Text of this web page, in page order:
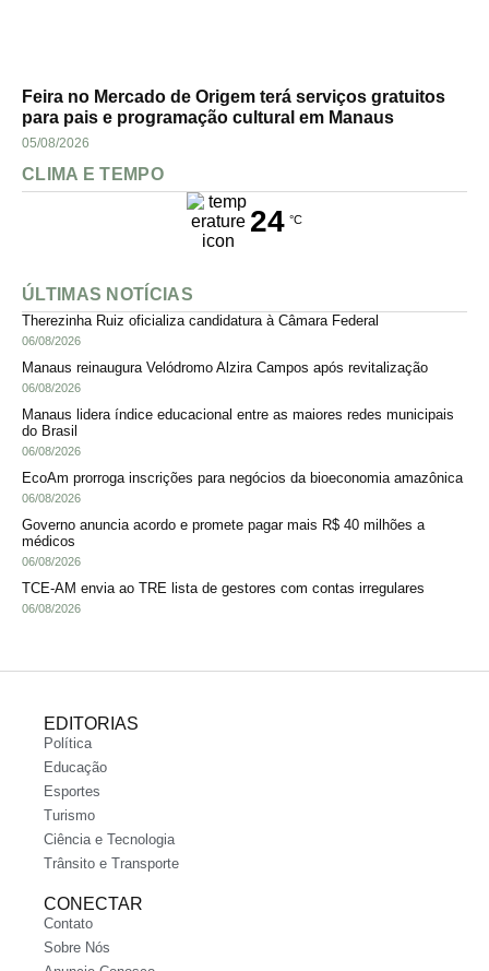
Feira no Mercado de Origem terá serviços gratuitos
para pais e programação cultural em Manaus
05/08/2026
CLIMA E TEMPO
24 °C
ÚLTIMAS NOTÍCIAS
Therezinha Ruiz oficializa candidatura à Câmara Federal
06/08/2026
Manaus reinaugura Velódromo Alzira Campos após revitalização
06/08/2026
Manaus lidera índice educacional entre as maiores redes municipais
do Brasil
06/08/2026
EcoAm prorroga inscrições para negócios da bioeconomia amazônica
06/08/2026
Governo anuncia acordo e promete pagar mais R$ 40 milhões a
médicos
06/08/2026
TCE-AM envia ao TRE lista de gestores com contas irregulares
06/08/2026
EDITORIAS
Política
Educação
Esportes
Turismo
Ciência e Tecnologia
Trânsito e Transporte
CONECTAR
Contato
Sobre Nós